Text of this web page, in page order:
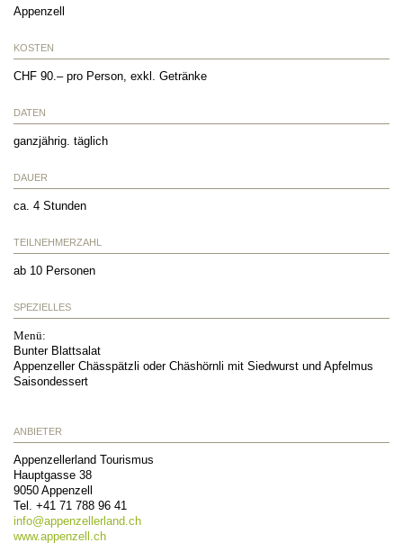
Appenzell
KOSTEN
CHF 90.– pro Person, exkl. Getränke
DATEN
ganzjährig. täglich
DAUER
ca. 4 Stunden
TEILNEHMERZAHL
ab 10 Personen
SPEZIELLES
Menü:
Bunter Blattsalat
Appenzeller Chässpätzli oder Chäshörnli mit Siedwurst und Apfelmus
Saisondessert
ANBIETER
Appenzellerland Tourismus
Hauptgasse 38
9050 Appenzell
Tel. +41 71 788 96 41
info@appenzellerland.ch
www.appenzell.ch